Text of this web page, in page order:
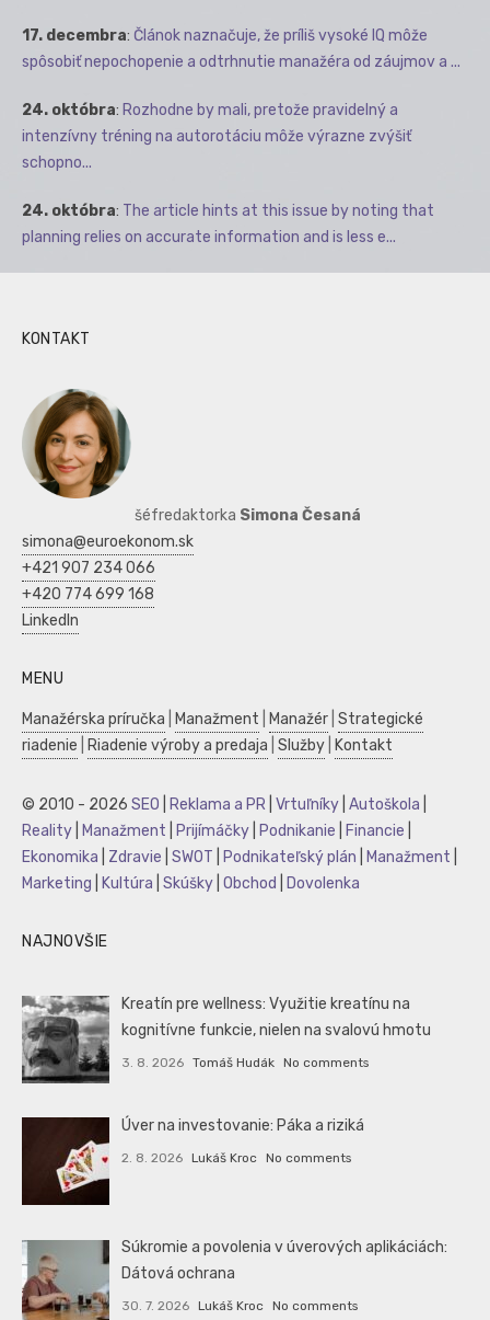
17. decembra: Článok naznačuje, že príliš vysoké IQ môže
spôsobiť nepochopenie a odtrhnutie manažéra od záujmov a ...
24. októbra: Rozhodne by mali, pretože pravidelný a
intenzívny tréning na autorotáciu môže výrazne zvýšiť
schopno...
24. októbra: The article hints at this issue by noting that
planning relies on accurate information and is less e...
KONTAKT
šéfredaktorka Simona Česaná
simona@euroekonom.sk
+421 907 234 066
+420 774 699 168
LinkedIn
MENU
Manažérska príručka Manažment Manažér Strategické
riadenie
Riadenie výroby a predaja Služby Kontakt
© 2010 - 2026 SEO Reklama a PR Vrtuľníky Autoškola
Reality
Manažment Prijímáčky Podnikanie Financie
Ekonomika
Zdravie SWOT Podnikateľský plán Manažment
Marketing
Kultúra Skúšky Obchod Dovolenka
NAJNOVŠIE
Kreatín pre wellness: Využitie kreatínu na
kognitívne funkcie, nielen na svalovú hmotu
3. 8. 2026 Tomáš Hudák No comments
Úver na investovanie: Páka a riziká
2. 8. 2026 Lukáš Kroc No comments
Súkromie a povolenia v úverových aplikáciách:
Dátová ochrana
30. 7. 2026 Lukáš Kroc No comments